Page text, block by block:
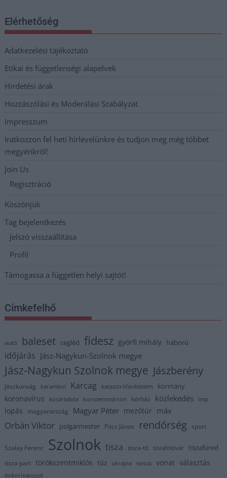
Elérhetőség
Adatkezelési tájékoztató
Etikai és függetlenségi alapelvek
Hirdetési árak
Hozzászólási és Moderálási Szabályzat
Impresszum
Iratkozzon fel heti hírlevelünkre és tudjon meg még többet
megyénkről!
Join Us
Regisztráció
Köszönjük
Tag bejelentkezés
Jelszó visszaállítása
Profil
Támogassa a független helyi sajtót!
Címkefelhő
autó baleset cegléd fidesz györfi mihály háború
időjárás Jász-Nagykun-Szolnok megye
Jász-Nagykun Szolnok megye Jászberény
Jászkunság karambol Karcag katasztrófavédelem kormány
koronavírus kosárlabda kunszentmárton kórház közlekedés lmp
lopás magyarország Magyar Péter mezőtúr máv
Orbán Viktor polgármester Pócs János rendőrség sport
Szalay Ferenc Szolnok tisza tisza-tó tiszaföldvár tiszafüred
tisza part törökszentmiklós tűz ukrajna vasút vonat választás
önkormányzat